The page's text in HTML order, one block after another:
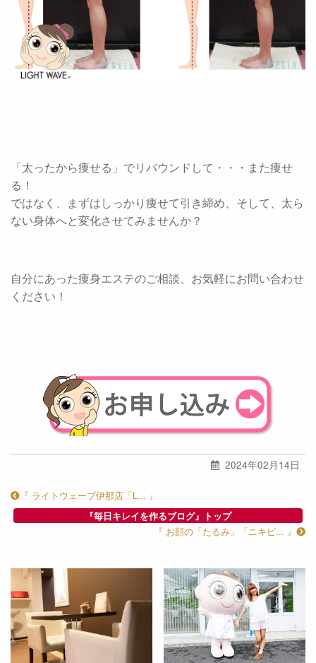
「太ったから痩せる」でリバウンドして・・・また痩せ
る！
ではなく、まずはしっかり痩せて引き締め、そして、太ら
ない身体へと変化させてみませんか？
自分にあった痩身エステのご相談、お気軽にお問い合わせ
ください！
2024年02月14日
『 ライトウェーブ伊那店「L... 』
『毎日キレイを作るブログ』トップ
『 お顔の「たるみ」「ニキビ... 』